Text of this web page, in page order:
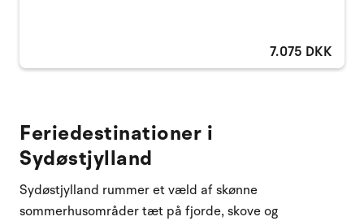
7.075 DKK
Feriedestinationer i
Sydøstjylland
Sydøstjylland rummer et væld af skønne
sommerhusområder tæt på fjorde, skove og